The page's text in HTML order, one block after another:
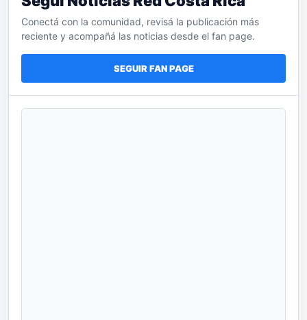
Conectá con la comunidad, revisá la publicación más
reciente y acompañá las noticias desde el fan page.
SEGUIR FAN PAGE